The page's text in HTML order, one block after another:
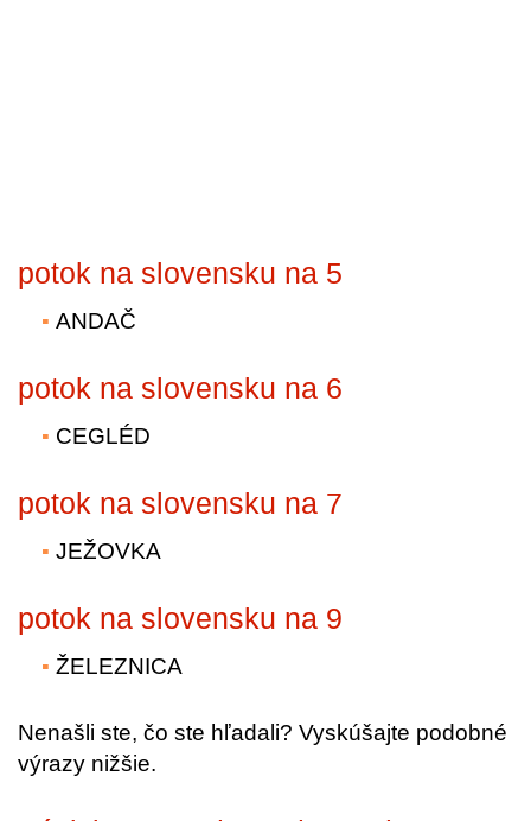
potok na slovensku na 5
ANDAČ
potok na slovensku na 6
CEGLÉD
potok na slovensku na 7
JEŽOVKA
potok na slovensku na 9
ŽELEZNICA
Nenašli ste, čo ste hľadali? Vyskúšajte podobné
výrazy nižšie.